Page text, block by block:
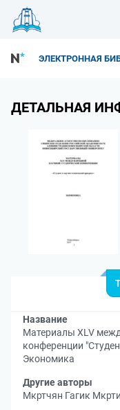
ЭЛЕКТРОННАЯ
ДЕТАЛЬНАЯ
Название
Материалы XLV
конференции
Экономика
Другие авторы
Мкртчян Гагик